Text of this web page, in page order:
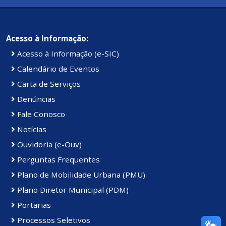
Acesso à Informação:
Acesso à Informação (e-SIC)
Calendário de Eventos
Carta de Serviços
Denúncias
Fale Conosco
Notícias
Ouvidoria (e-Ouv)
Perguntas Frequentes
Plano de Mobilidade Urbana (PMU)
Plano Diretor Municipal (PDM)
Portarias
Processos Seletivos